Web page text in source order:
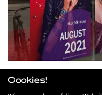
Cookies!